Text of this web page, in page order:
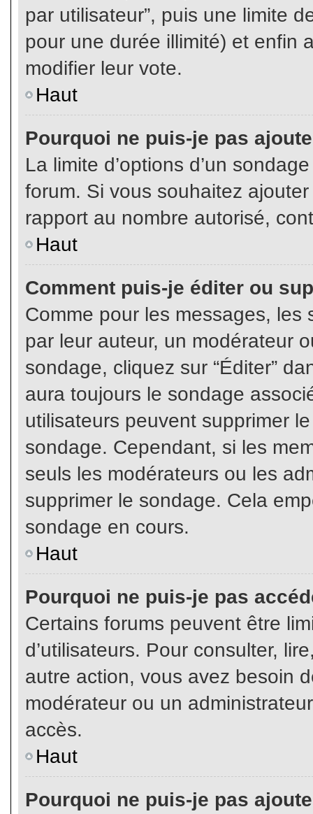
par utilisateur”, puis une limite
pour une durée illimité) et enfin
modifier leur vote.
Haut
Pourquoi ne puis-je pas
La limite d’options d’un
forum. Si vous souhaitez
rapport au nombre autorisé,
Haut
Comment puis-je éditer ou
Comme pour les messages,
par leur auteur, un modérateur
sondage, cliquez sur “Éditer”
aura toujours le sondage
utilisateurs peuvent supprimer
sondage. Cependant, si les
seuls les modérateurs ou les
supprimer le sondage. Cela
sondage en cours.
Haut
Pourquoi ne puis-je pas
Certains forums peuvent être
d’utilisateurs. Pour consulter,
autre action, vous avez besoin
modérateur ou un
accès.
Haut
Pourquoi ne puis-je pas